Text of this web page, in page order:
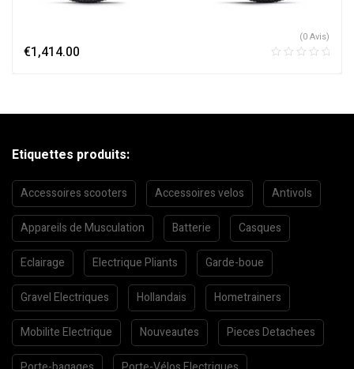
€1,414.00
(0 Avis)
Etiquettes produits:
Accessoires scooters Accessoires velos Antivols
Appareils de Musculation Batterie Casques
Eclairage Electrique Pliants Garde-boue
Gravel Electriques Hollandais Hometrainers
Mobilite Electrique Nouveautes Pieces Detachees